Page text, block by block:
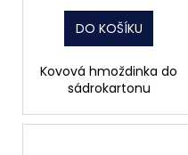
DO KOŠÍKU
Kovová hmoždinka do
sádrokartonu